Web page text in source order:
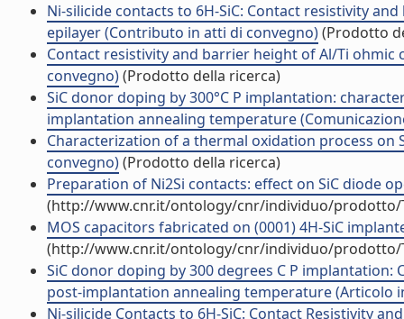
Ni-silicide contacts to 6H-SiC: Contact resistivity
epilayer (Contributo in atti di convegno)(Prodotto
Contact resistivity and barrier height of Al/Ti ohmic
convegno)(Prodotto della ricerca)
SiC donor doping by 300°C P implantation:
implantation annealing temperature
Characterization of a thermal oxidation process on
convegno)(Prodotto della ricerca)
Preparation of Ni2Si contacts: effect on SiC diode
(http://www.cnr.it/ontology/cnr/individuo/prodotto/
MOS capacitors fabricated on (0001) 4H-SiC
(http://www.cnr.it/ontology/cnr/individuo/prodotto/
SiC donor doping by 300 degrees C P
post-implantation annealing temperature (Articolo
Ni-silicide Contacts to 6H-SiC: Contact Resistivity